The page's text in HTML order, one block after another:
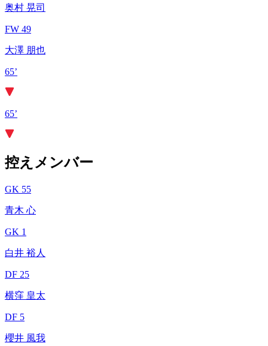
奥村 晃司
FW 49
大澤 朋也
65’
65’
控えメンバー
GK 55
青木 心
GK 1
白井 裕人
DF 25
横窪 皇太
DF 5
櫻井 風我